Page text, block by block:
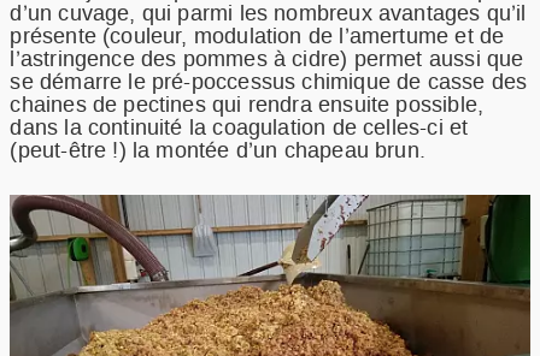
d’un cuvage, qui parmi les nombreux avantages qu’il
présente (couleur, modulation de l’amertume et de
l’astringence des pommes à cidre) permet aussi que
se démarre le pré-poccessus chimique de casse des
chaines de pectines qui rendra ensuite possible,
dans la continuité la coagulation de celles-ci et
(peut-être !) la montée d’un chapeau brun.